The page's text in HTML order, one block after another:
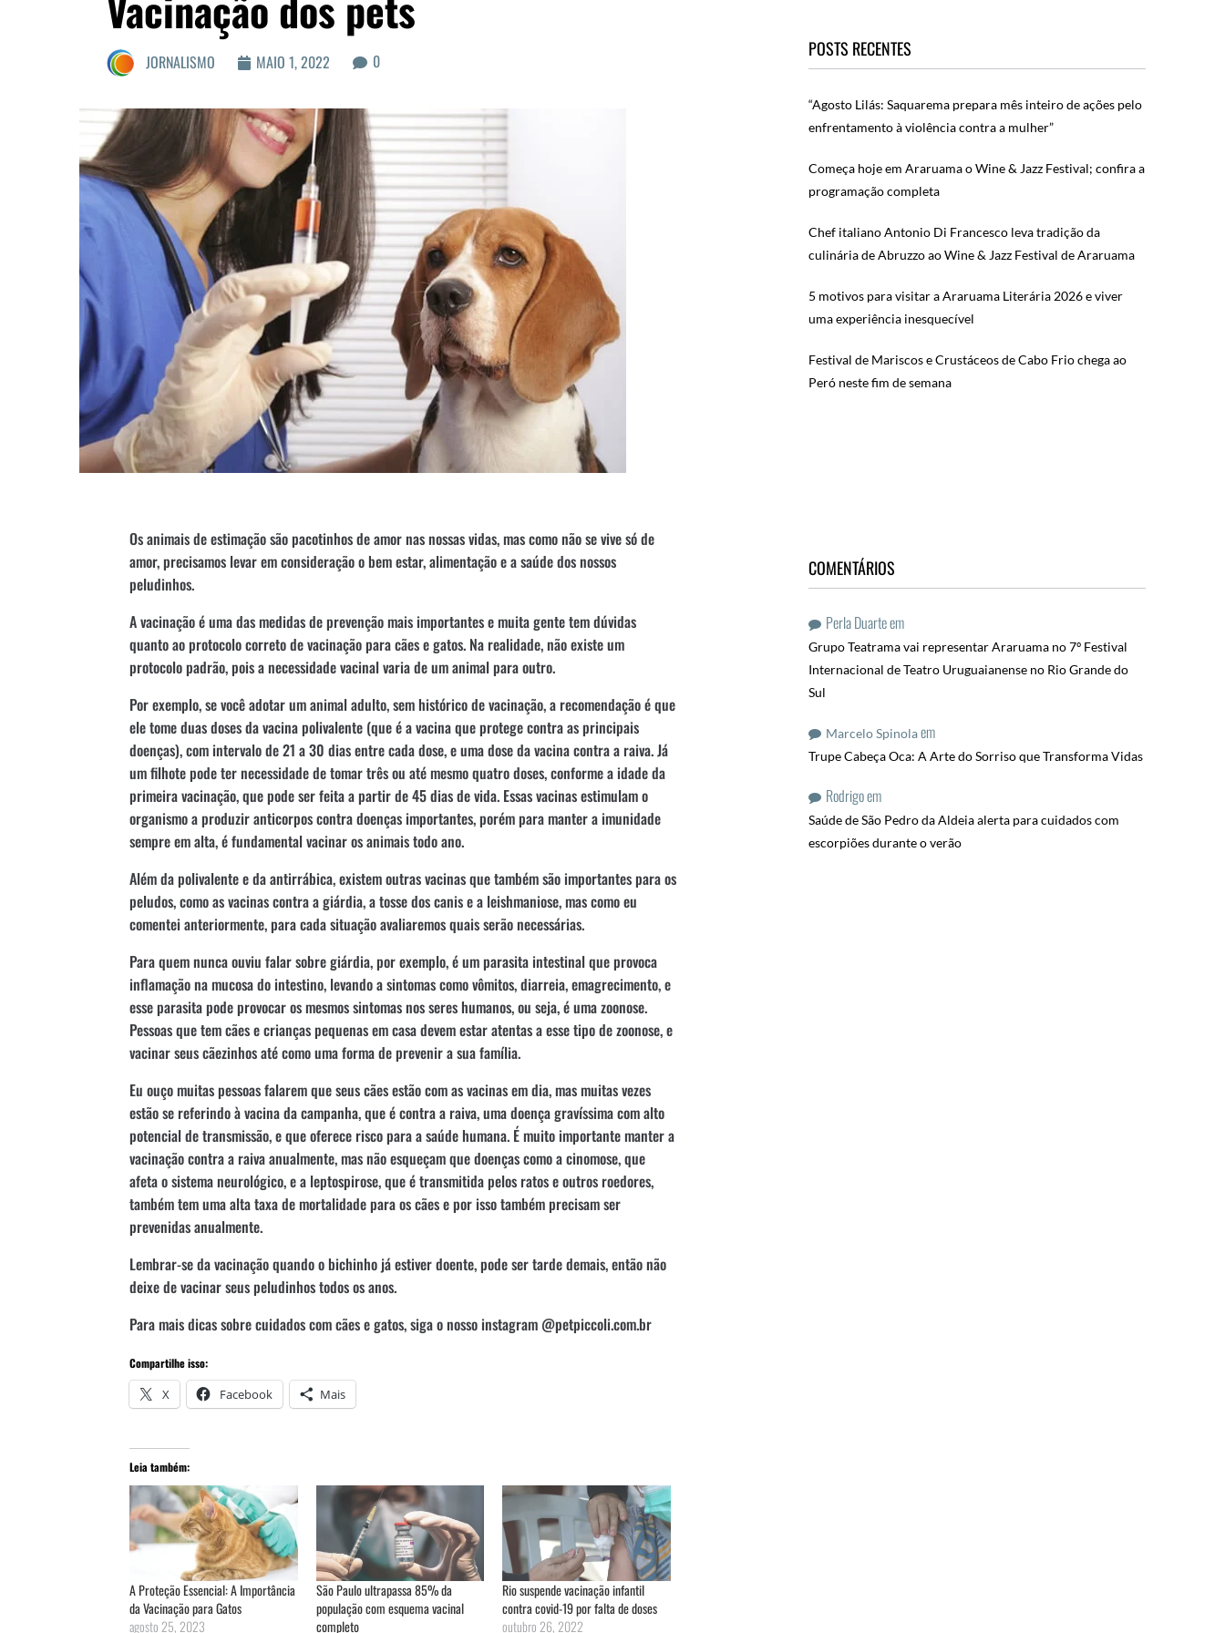
JORNALISMO MAIO 1, 2022 0
Os animais de estimação são pacotinhos de amor nas nossas vidas, mas como não se vive só de
amor, precisamos levar em consideração o bem estar, alimentação e a saúde dos nossos
peludinhos.
A vacinação é uma das medidas de prevenção mais importantes e muita gente tem dúvidas
quanto ao protocolo correto de vacinação para cães e gatos. Na realidade, não existe um
protocolo padrão, pois a necessidade vacinal varia de um animal para outro.
Por exemplo, se você adotar um animal adulto, sem histórico de vacinação, a recomendação é que
ele tome duas doses da vacina polivalente (que é a vacina que protege contra as principais
doenças), com intervalo de 21 a 30 dias entre cada dose, e uma dose da vacina contra a raiva. Já
um filhote pode ter necessidade de tomar três ou até mesmo quatro doses, conforme a idade da
primeira vacinação, que pode ser feita a partir de 45 dias de vida. Essas vacinas estimulam o
organismo a produzir anticorpos contra doenças importantes, porém para manter a imunidade
sempre em alta, é fundamental vacinar os animais todo ano.
Além da polivalente e da antirrábica, existem outras vacinas que também são importantes para os
peludos, como as vacinas contra a giárdia, a tosse dos canis e a leishmaniose, mas como eu
comentei anteriormente, para cada situação avaliaremos quais serão necessárias.
Para quem nunca ouviu falar sobre giárdia, por exemplo, é um parasita intestinal que provoca
inflamação na mucosa do intestino, levando a sintomas como vômitos, diarreia, emagrecimento, e
esse parasita pode provocar os mesmos sintomas nos seres humanos, ou seja, é uma zoonose.
Pessoas que tem cães e crianças pequenas em casa devem estar atentas a esse tipo de zoonose, e
vacinar seus cãezinhos até como uma forma de prevenir a sua família.
Eu ouço muitas pessoas falarem que seus cães estão com as vacinas em dia, mas muitas vezes
estão se referindo à vacina da campanha, que é contra a raiva, uma doença gravíssima com alto
potencial de transmissão, e que oferece risco para a saúde humana. É muito importante manter a
vacinação contra a raiva anualmente, mas não esqueçam que doenças como a cinomose, que
afeta o sistema neurológico, e a leptospirose, que é transmitida pelos ratos e outros roedores,
também tem uma alta taxa de mortalidade para os cães e por isso também precisam ser
prevenidas anualmente.
Lembrar-se da vacinação quando o bichinho já estiver doente, pode ser tarde demais, então não
deixe de vacinar seus peludinhos todos os anos.
Para mais dicas sobre cuidados com cães e gatos, siga o nosso instagram @petpiccoli.com.br
Compartilhe isso:
X Facebook Mais
Leia também:
A Proteção Essencial: A Importância
da Vacinação para Gatos
agosto 25, 2023
São Paulo ultrapassa 85% da
população com esquema vacinal
completo
Rio suspende vacinação infantil
contra covid-19 por falta de doses
outubro 26, 2022
POSTS RECENTES
“Agosto Lilás: Saquarema prepara mês inteiro de ações pelo
enfrentamento à violência contra a mulher”
Começa hoje em Araruama o Wine & Jazz Festival; confira a
programação completa
Chef italiano Antonio Di Francesco leva tradição da
culinária de Abruzzo ao Wine & Jazz Festival de Araruama
5 motivos para visitar a Araruama Literária 2026 e viver
uma experiência inesquecível
Festival de Mariscos e Crustáceos de Cabo Frio chega ao
Peró neste fim de semana
COMENTÁRIOS
Perla Duarteem
Grupo Teatrama vai representar Araruama no 7º Festival
Internacional de Teatro Uruguaianense no Rio Grande do
Sul
Marcelo Spinolaem
Trupe Cabeça Oca: A Arte do Sorriso que Transforma Vidas
Rodrigoem
Saúde de São Pedro da Aldeia alerta para cuidados com
escorpiões durante o verão